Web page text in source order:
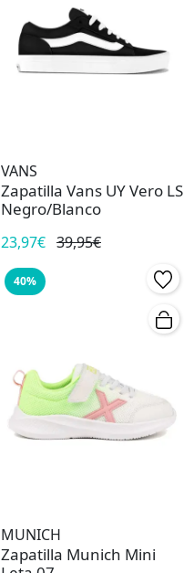
VANS
Zapatilla Vans UY Vero LS
Negro/Blanco
23,97€ 39,95€
40%
MUNICH
Zapatilla Munich Mini